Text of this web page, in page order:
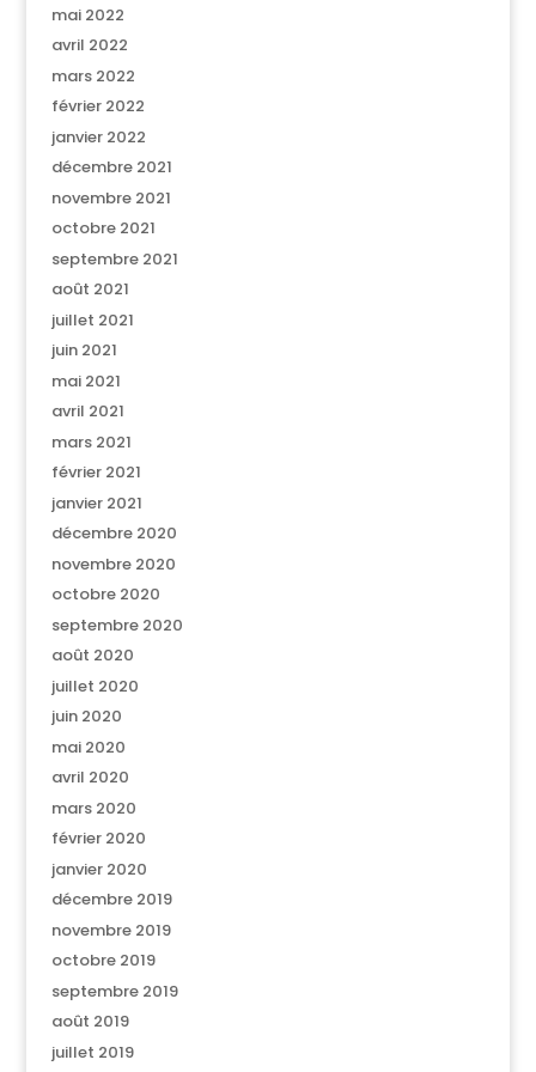
mai 2022
avril 2022
mars 2022
février 2022
janvier 2022
décembre 2021
novembre 2021
octobre 2021
septembre 2021
août 2021
juillet 2021
juin 2021
mai 2021
avril 2021
mars 2021
février 2021
janvier 2021
décembre 2020
novembre 2020
octobre 2020
septembre 2020
août 2020
juillet 2020
juin 2020
mai 2020
avril 2020
mars 2020
février 2020
janvier 2020
décembre 2019
novembre 2019
octobre 2019
septembre 2019
août 2019
juillet 2019